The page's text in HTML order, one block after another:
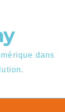
dans